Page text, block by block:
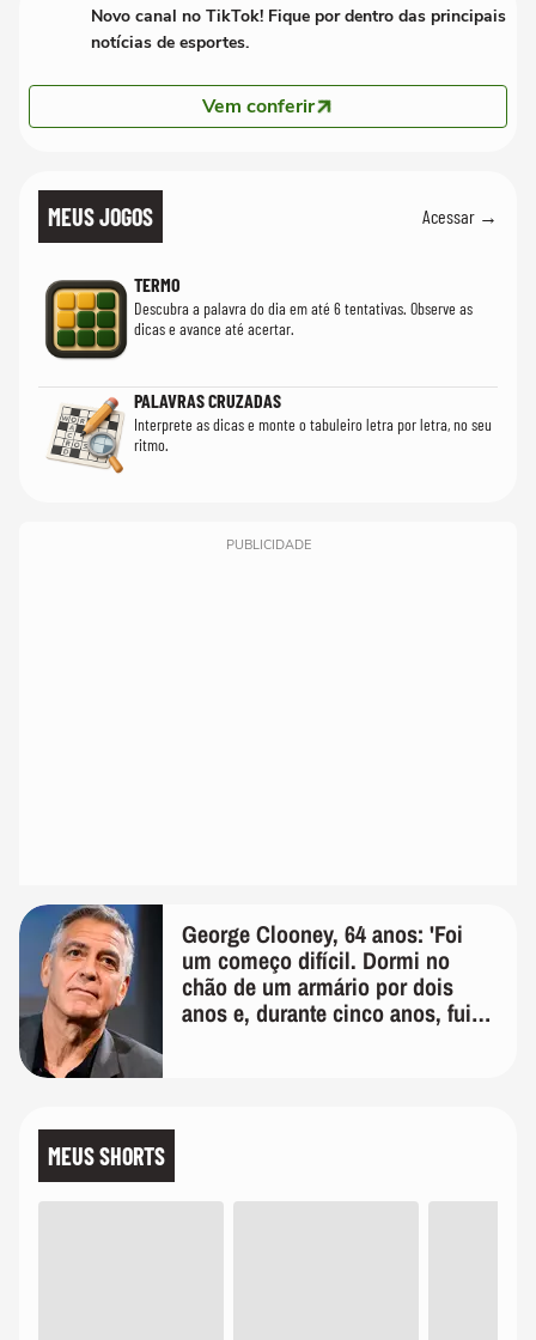
Novo canal no TikTok! Fique por dentro das principais
notícias de esportes.
Vem conferir
MEUS JOGOS Acessar →
TERMO
Descubra a palavra do dia em até 6 tentativas. Observe as
dicas e avance até acertar.
PALAVRAS CRUZADAS
Interprete as dicas e monte o tabuleiro letra por letra, no seu
ritmo.
PUBLICIDADE
George Clooney, 64 anos: 'Foi
um começo difícil. Dormi no
chão de um armário por dois
anos e, durante cinco anos, fui
MEUS SHORTS